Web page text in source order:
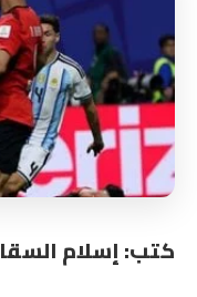
كتب: إسلام السقا